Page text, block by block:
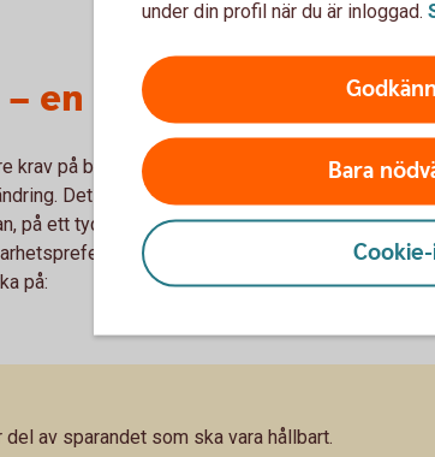
en chans för dig att
krav på bolag och fondbolag så är EU:s
Det blir lättare att jämföra olika finansiella
på ett tydligare sätt, ställa krav på hållbarheten i
när du får en rådgivning av oss.
på:
del av sparandet som ska vara hållbart.
under din profil när du är inloggad.
Bara